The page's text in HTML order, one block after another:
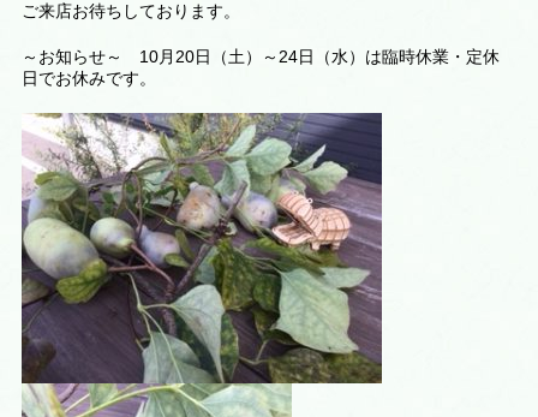
ご来店お待ちしております。
～お知らせ～ 10月20日（土）～24日（水）は臨時休業・定休
日でお休みです。